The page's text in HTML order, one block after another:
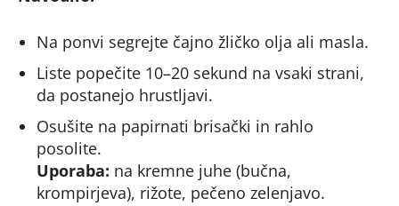
Na ponvi segrejte čajno žličko olja ali masla.
Liste popečite 10–20 sekund na vsaki strani,
da postanejo hrustljavi.
Osušite na papirnati brisački in rahlo
posolite.
Uporaba: na kremne juhe (bučna,
krompirjeva), rižote, pečeno zelenjavo.